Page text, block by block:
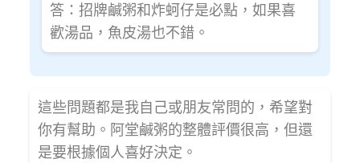
答：招牌鹹粥和炸蚵仔是必點，如果喜
歡湯品，魚皮湯也不錯。
這些問題都是我自己或朋友常問的，希望對
你有幫助。阿堂鹹粥的整體評價很高，但還
是要根據個人喜好決定。